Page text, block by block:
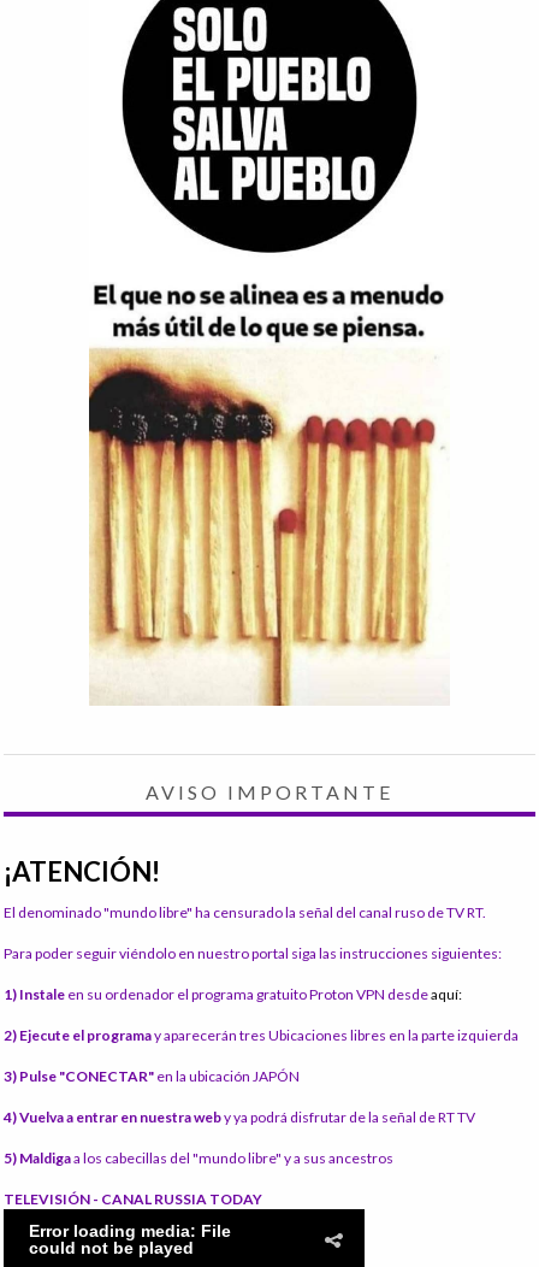
AVISO IMPORTANTE
¡ATENCIÓN!
El denominado "mundo libre" ha censurado la señal del canal ruso de TV RT.
Para poder seguir viéndolo en nuestro portal siga las instrucciones siguientes:
1) Instale en su ordenador el programa gratuito Proton VPN desdeaquí:
2) Ejecute el programay aparecerán tres Ubicaciones libres en la parte izquierda
3) Pulse "CONECTAR" en la ubicación JAPÓN
4) Vuelva a entrar en nuestra weby ya podrá disfrutar de la señal de RT TV
5) Maldigaa los cabecillas del "mundo libre" y a sus ancestros
TELEVISIÓN - CANAL RUSSIA TODAY